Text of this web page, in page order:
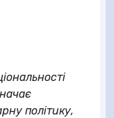
політику,